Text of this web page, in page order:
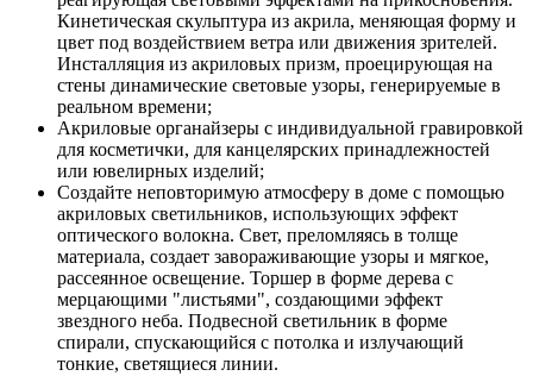
Кинетическая скульптура из акрила, меняющая форму и
цвет под воздействием ветра или движения зрителей.
Инсталляция из акриловых призм, проецирующая на
стены динамические световые узоры, генерируемые в
реальном времени;
Акриловые органайзеры с индивидуальной гравировкой
для косметички, для канцелярских принадлежностей
или ювелирных изделий;
Создайте неповторимую атмосферу в доме с помощью
акриловых светильников, использующих эффект
оптического волокна. Свет, преломляясь в толще
материала, создает завораживающие узоры и мягкое,
рассеянное освещение. Торшер в форме дерева с
мерцающими "листьями", создающими эффект
звездного неба. Подвесной светильник в форме
спирали, спускающийся с потолка и излучающий
тонкие, светящиеся линии.